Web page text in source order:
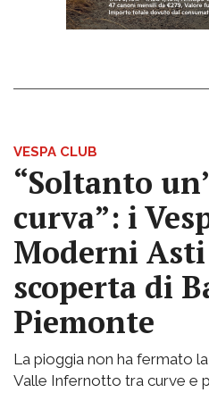
VESPA CLUB
“Soltanto
curva”: i
Moderni
scoperta di
Piemonte
La pioggia non ha fermato
Valle Infernotto tra curve e